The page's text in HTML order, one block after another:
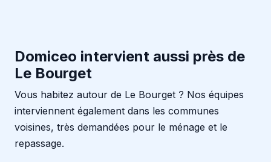
Domiceo intervient aussi près de
Le Bourget
Vous habitez autour de Le Bourget ? Nos équipes
interviennent également dans les communes
voisines, très demandées pour le ménage et le
repassage.